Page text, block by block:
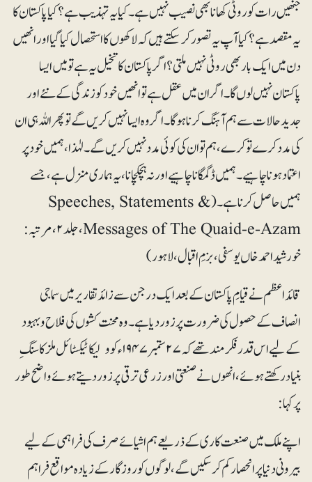
جنھیں رات کو روٹی کھانا بھی نصیب نہیں ہے۔ کیا یہ تہذیب ہے؟ کیا پاکستان کا
یہ مقصد ہے؟ کیا آپ یہ تصور کرسکتے ہیں کہ لاکھوں کا استحصال کیا گیا اور انھیں
دن میں ایک بار بھی روٹی نہیں ملتی؟ اگر پاکستان کا تخیل یہ ہے تو میں ایسا
پاکستان نہیں لوں گا۔ اگر ان میں عقل ہے تو انھیں خود کو زندگی کے نئے اور
جدید حالات سے ہم آہنگ کرنا ہوگا۔ اگر وہ ایسا نہیں کریں گے تو پھراللہ ہی ان
کی مدد کرے تو کرے، ہم تو ان کی کوئی مدد نہیں کریں گے۔ لہٰذا، ہمیں خود پر
اعتماد ہونا چاہیے۔ ہمیں ڈگمگانا چاہیے اور نہ ہچکچانا، یہ ہماری منزل ہے، جسے
ہمیں حاصل کرنا ہے۔(Speeches, Statements &
Messages of The Quaid-e-Azam، جلد۲، مرتبہ:
خورشیداحمد خاں یوسفی، بزمِ اقبال، لاہور)
قائداعظم نے قیامِ پاکستان کے بعدایک درجن سے زائد تقاریر میں سماجی
انصاف کے حصول کی ضرورت پر زور دیا ہے۔ وہ محنت کشوں کی فلاح و بہبود
کے لیے اس قدر فکرمند تھےکہ ۲۷ستمبر ۱۹۴۷ءکو ولیکا ٹیکسٹائل ملز کا سنگِ
بنیاد رکھتے ہوئے، انھوں نے صنعتی اور زرعی ترقی پر زور دیتے ہوئےواضح طور
پر کہا:
اپنے ملک میں صنعت کاری کے ذریعے ہم اشیائے صرف کی فراہمی کے لیے
بیرونی دنیا پر انحصار کم کرسکیں گے،لوگوں کو روزگار کے زیادہ مواقع فراہم